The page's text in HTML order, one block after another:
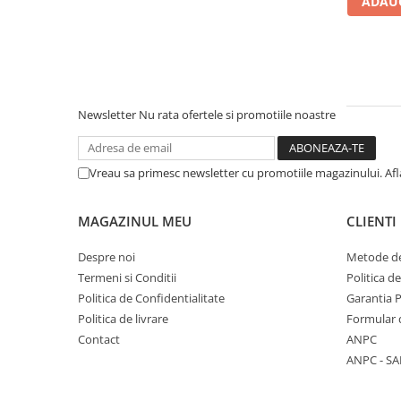
Senzatii/Dragoste
Senzatii/Erotic
Senzatii/Thriller
Teens Book Club
Newsletter Nu rata ofertele si promotiile noastre
Vreau sa primesc newsletter cu promotiile magazinului.
MAGAZINUL MEU
Despre noi
Termeni si Conditii
Politica de Confidentialitate
Politica de livrare
Contact
CLIENTI
Metode
Politica
Garantia
Formular
ANPC
ANPC -